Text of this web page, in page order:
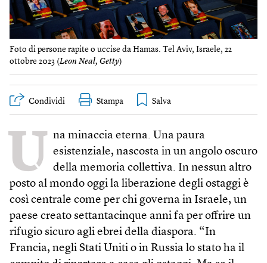
Foto di persone rapite o uccise da Hamas. Tel Aviv, Israele, 22
ottobre 2023 (Leon Neal, Getty)
Condividi Stampa
U na minaccia eterna. Una paura
esistenziale, nascosta in un angolo oscuro
della memoria collettiva. In nessun altro
posto al mondo oggi la liberazione degli ostaggi è
così centrale come per chi governa in Israele, un
paese creato settantacinque anni fa per offrire un
rifugio sicuro agli ebrei della diaspora. “In
Francia, negli Stati Uniti o in Russia lo stato ha il